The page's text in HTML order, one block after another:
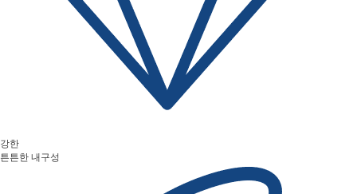
강한
튼튼한 내구성